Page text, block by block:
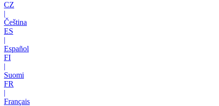
CZ
|
Čeština
ES
|
Español
FI
|
Suomi
FR
|
Français